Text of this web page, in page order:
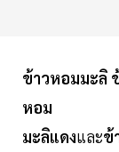
ข้าวหอมมะลิ
หอม
มะลิแดงและข้